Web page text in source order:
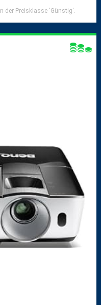
der Preisklasse 'Günstig'.